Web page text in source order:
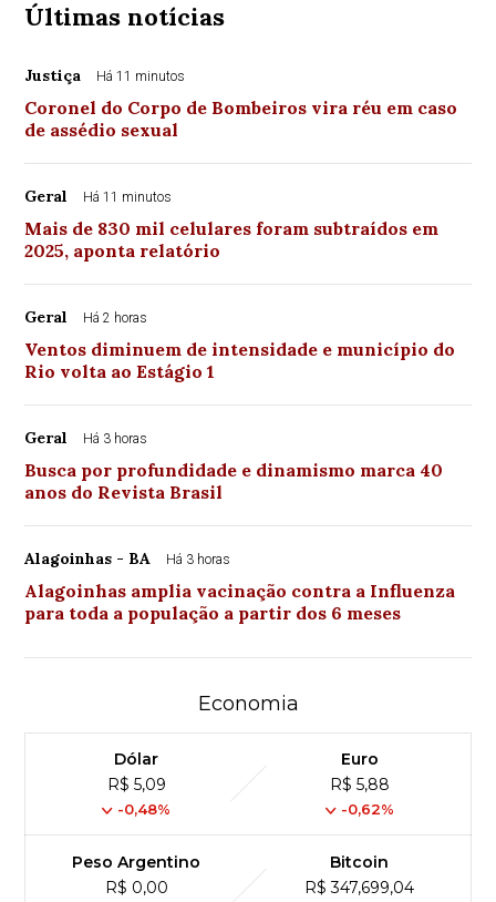
Últimas notícias
Justiça Há 11 minutos
Coronel do Corpo de Bombeiros vira réu em caso
de assédio sexual
Geral Há 11 minutos
Mais de 830 mil celulares foram subtraídos em
2025, aponta relatório
Geral Há 2 horas
Ventos diminuem de intensidade e município do
Rio volta ao Estágio 1
Geral Há 3 horas
Busca por profundidade e dinamismo marca 40
anos do Revista Brasil
Alagoinhas - BA Há 3 horas
Alagoinhas amplia vacinação contra a Influenza
para toda a população a partir dos 6 meses
Economia
Dólar
R$ 5,09
-0,48%
Euro
R$ 5,88
-0,62%
Peso Argentino
R$ 0,00
Bitcoin
R$ 347,699,04